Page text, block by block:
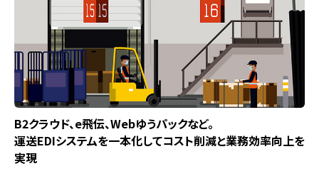
B2クラウド、e飛伝、Webゆうパックなど。
運送EDIシステムを一本化してコスト削減と業務効率向上を
実現